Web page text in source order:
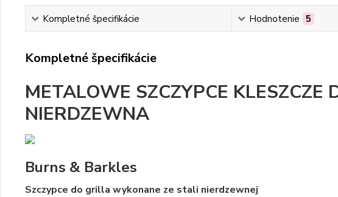
Kompletné špecifikácie Hodnotenie 5
Kompletné špecifikácie
METALOWE SZCZYPCE KLESZCZE
NIERDZEWNA
Burns & Barkles
Szczypce do grilla wykonane ze stali nierdzewnej